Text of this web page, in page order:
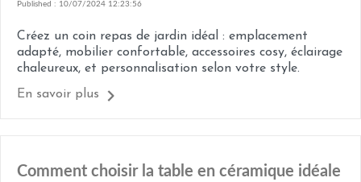
Published : 10/07/2024 12:23:56
Créez un coin repas de jardin idéal : emplacement
adapté, mobilier confortable, accessoires cosy, éclairage
chaleureux, et personnalisation selon votre style.
En savoir plus
Comment choisir la table en céramique idéale